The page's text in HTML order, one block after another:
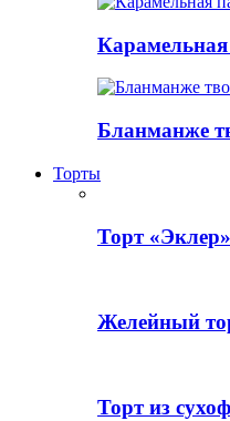
Карамельная
Бланманже
Торты
Торт «Эклер»
Желейный
Торт из